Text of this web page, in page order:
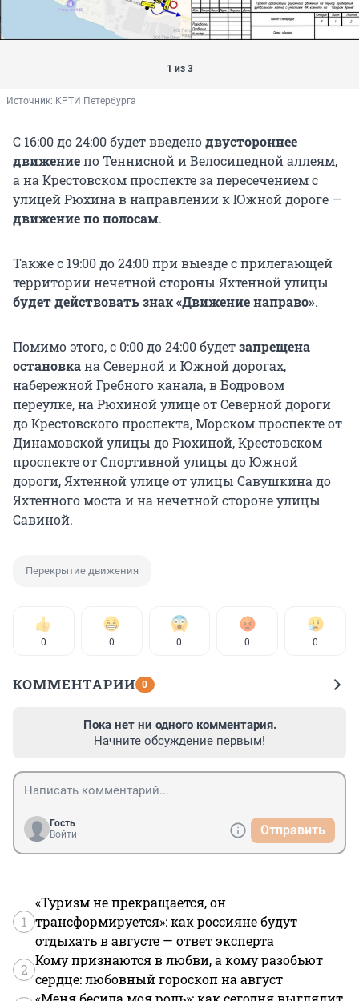
1 из 3
Источник: КРТИ Петербурга
С 16:00 до 24:00 будет введенодвустороннее
движениепо Теннисной и Велосипедной аллеям,
а на Крестовском проспекте за пересечением с
улицей Рюхина в направлении к Южной дороге —
движение по полосам.
Также с 19:00 до 24:00 при выезде с прилегающей
территории нечетной стороны Яхтенной улицы
будет действовать знак «Движение направо».
Помимо этого, с 0:00 до 24:00 будетзапрещена
остановкана Северной и Южной дорогах,
набережной Гребного канала, в Бодровом
переулке, на Рюхиной улице от Северной дороги
до Крестовского проспекта, Морском проспекте от
Динамовской улицы до Рюхиной, Крестовском
проспекте от Спортивной улицы до Южной
дороги, Яхтенной улице от улицы Савушкина до
Яхтенного моста и на нечетной стороне улицы
Савиной.
Перекрытие движения
0 0 0 0 0
КОММЕНТАРИИ 0
Пока нет ни одного комментария.
Начните обсуждение первым!
Гость
Войти
Отправить
1
«Туризм не прекращается, он
трансформируется»: как россияне будут
отдыхать в августе — ответ эксперта
2
Кому признаются в любви, а кому разобьют
сердце: любовный гороскоп на август